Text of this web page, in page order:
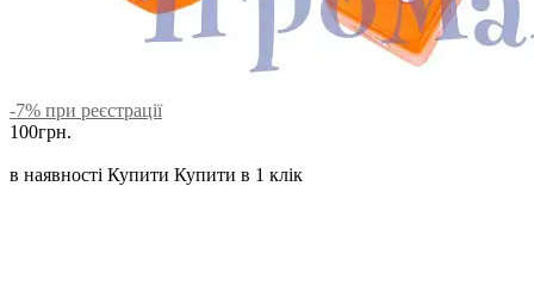
-7% при реєстрації
100грн.
в наявності Купити Купити в 1 клік